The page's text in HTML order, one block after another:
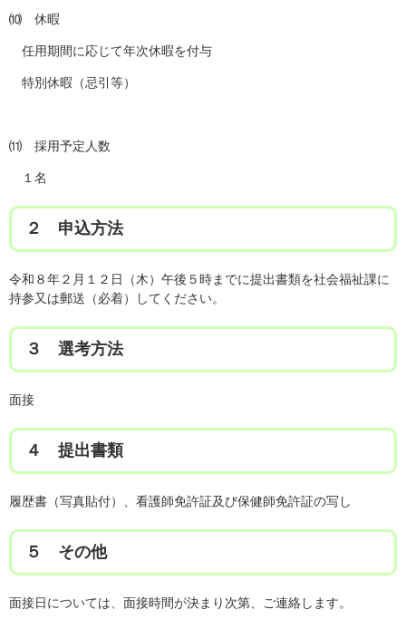
⑽ 休暇
任用期間に応じて年次休暇を付与
特別休暇（忌引等）
⑾ 採用予定人数
１名
２ 申込方法
令和８年２月１２日（木）午後５時までに提出書類を社会福祉課に
持参又は郵送（必着）してください。
３ 選考方法
面接
４ 提出書類
履歴書（写真貼付）、看護師免許証及び保健師免許証の写し
５ その他
面接日については、面接時間が決まり次第、ご連絡します。